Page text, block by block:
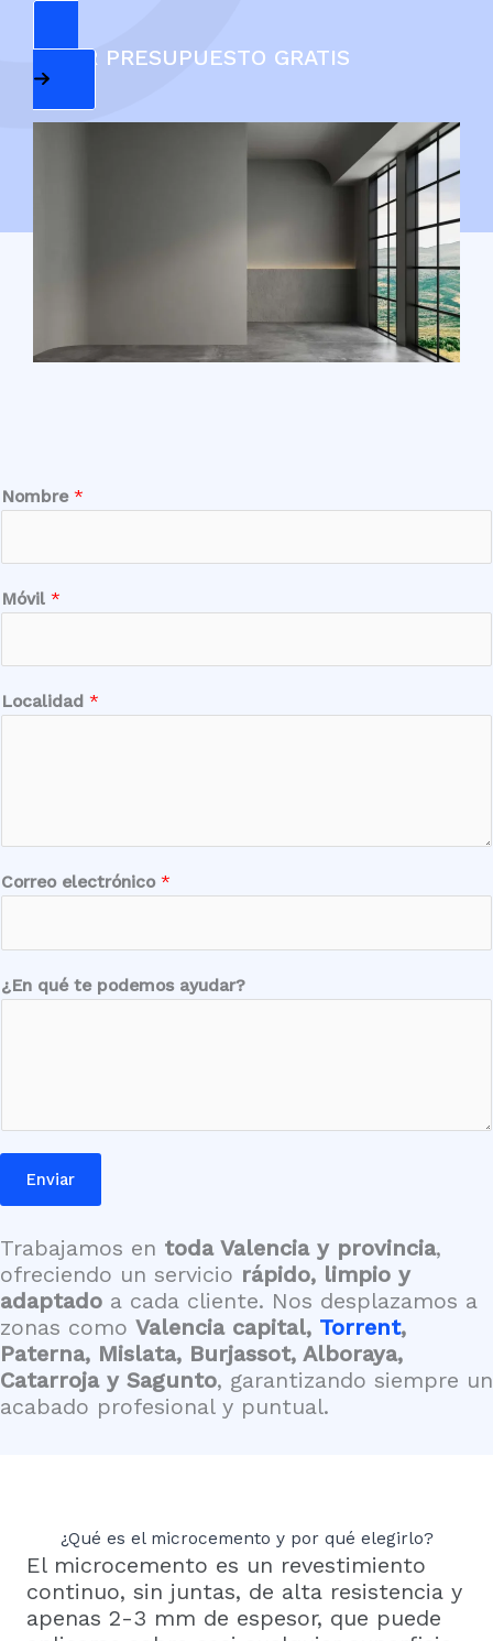
PEDIR PRESUPUESTO GRATIS
Nombre *
Móvil *
Localidad *
L
o
a
i
e
p
e
m
o
s
Correo electrónico *
¿En qué te podemos ayudar?
Enviar
Trabajamos en toda Valencia y provincia,
ofreciendo un servicio rápido, limpio y
adaptado a cada cliente. Nos desplazamos a
zonas como Valencia capital, Torrent,
Paterna, Mislata, Burjassot, Alboraya,
Catarroja y Sagunto, garantizando siempre un
acabado profesional y puntual.
¿Qué es el microcemento y por qué elegirlo?
El microcemento es un revestimiento
continuo, sin juntas, de alta resistencia y
apenas 2-3 mm de espesor, que puede